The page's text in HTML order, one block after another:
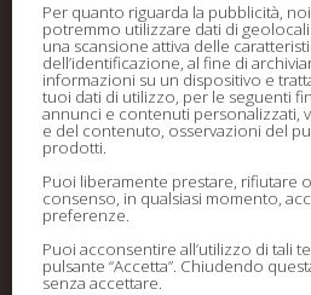
Per quanto riguarda la pubblicità,
potremmo utilizzare dati di
una scansione attiva delle
dell’identificazione, al fine di
informazioni su un dispositivo e
tuoi dati di utilizzo, per le seguenti
annunci e contenuti personalizzati,
e del contenuto, osservazioni del
prodotti.
Puoi liberamente prestare, rifiutare
consenso, in qualsiasi momento,
preferenze.
Puoi acconsentire all’utilizzo di tali
pulsante “Accetta”. Chiudendo
senza accettare.